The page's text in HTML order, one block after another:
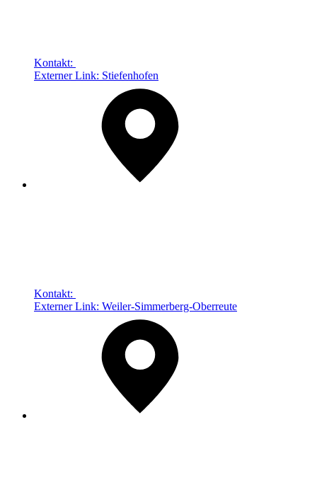
Kontakt:
Externer Link: Stiefenhofen
Kontakt:
Externer Link: Weiler-Simmerberg-Oberreute